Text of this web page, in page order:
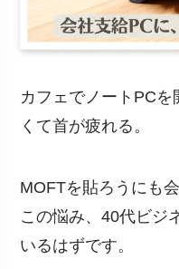
カフェでノートPC
くて首が疲れる。
MOFTを貼ろうにも
この悩み、40代ビジ
いるはずです。